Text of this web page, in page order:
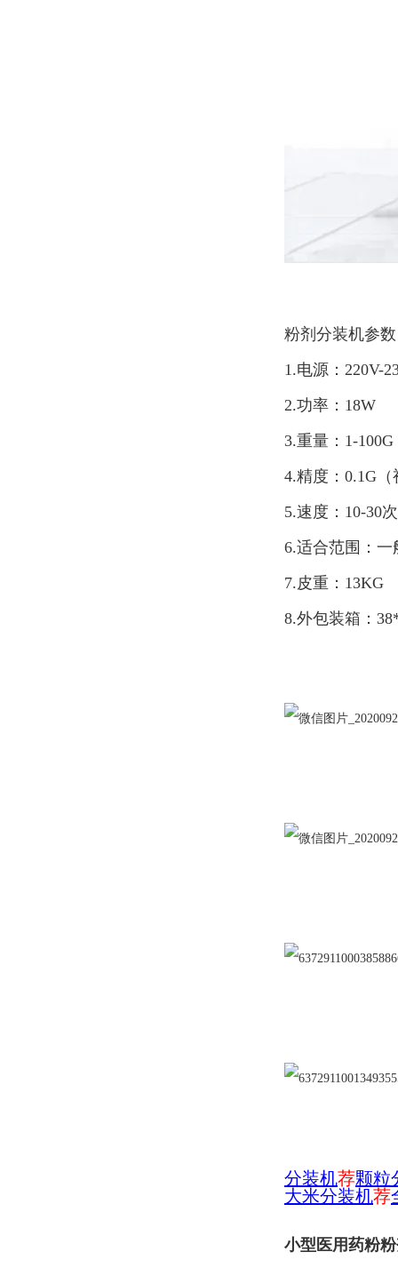
粉剂分装机参
1.电源：220V-
2.功率：18W
3.重量：1-100G
4.精度：0.1G
5.速度：10-30
6.适合范围：
7.皮重：13KG
8.外包装箱：
分装机荐颗粒
大米分装机荐
小型医用药粉